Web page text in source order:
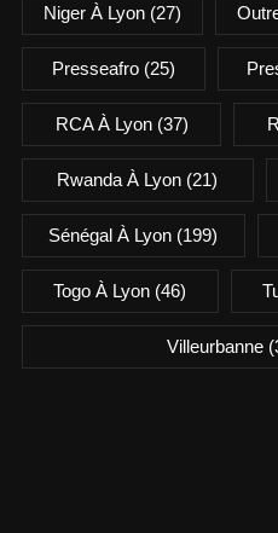
Niger À Lyon (27)
Presseafro(25)
RCA À Lyon(37)
Rwanda À Lyon (21)
Sénégal À Lyon (199)
Togo À Lyon (46)
Villeurbanne